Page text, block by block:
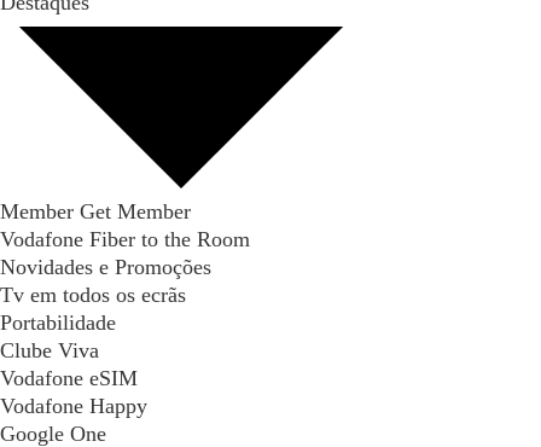
Member Get Member
Vodafone Fiber to the Room
Novidades e Promoções
Tv em todos os ecrãs
Portabilidade
Clube Viva
Vodafone eSIM
Vodafone Happy
Google One